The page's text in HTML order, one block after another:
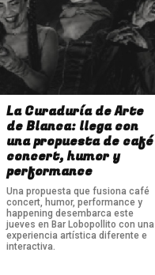
La Curaduría de Arte
de Blanca: llega con
una propuesta de café
concert, humor y
performance
Una propuesta que fusiona café
concert, humor, performance y
happening desembarca este
jueves en Bar Lobopollito con una
experiencia artística diferente e
interactiva.